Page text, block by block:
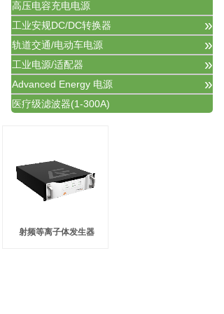
高压电容充电电源
工业安规DC/DC转换器
»
轨道交通/电动车电源 »
工业电源/适配器 »
Advanced Energy 电源 »
医疗级滤波器(1-300A)
射频等离子体发生器